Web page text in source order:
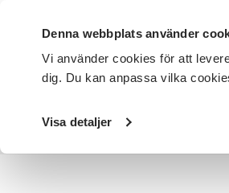
Denna webbplats använder
Vi använder cookies för att
dig. Du kan anpassa vilka
Visa detaljer
DET HÄR GÖR VI FÖR DIG SOM
Startsida / Kurser och evenemang